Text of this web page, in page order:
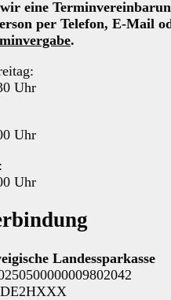
eine
per Telefon, E-Mail
.
Uhr
Uhr
Uhr
Landessparkasse